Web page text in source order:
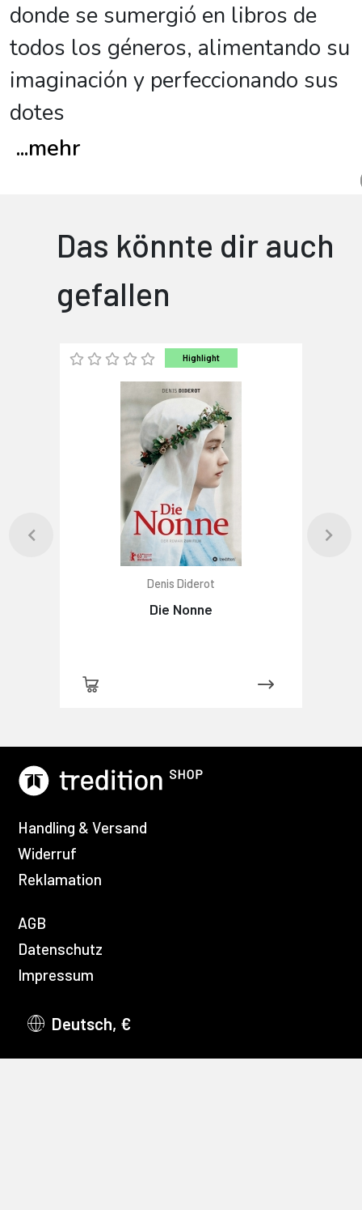
donde se sumergió en libros de
todos los géneros, alimentando su
imaginación y perfeccionando sus
dotes
...mehr
Das könnte dir auch
gefallen
Highlight
Denis Diderot
Die Nonne
Handling & Versand
Widerruf
Reklamation
AGB
Datenschutz
Impressum
Deutsch, €